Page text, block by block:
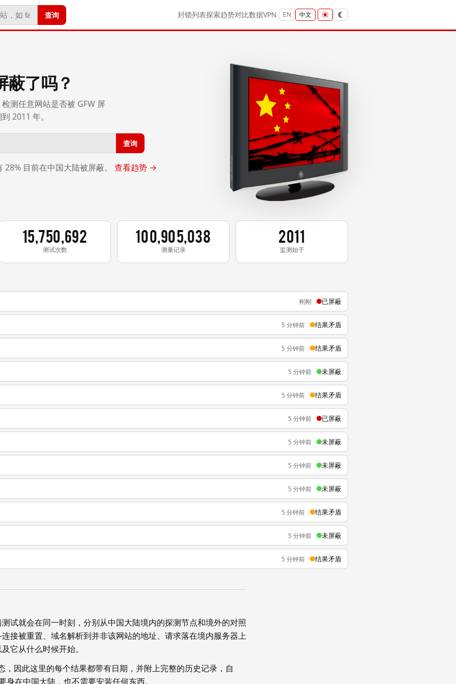
查询 封锁列表探索趋势对比数据VPN EN 中文
蔽了吗？
测任意网站是否被 GFW 屏
2011 年。
查询
目前在中国大陆被屏蔽。 查看趋势 →
15,750,692
测试次数
100,905,038
测量记录
2011
监测始于
刚刚 已屏蔽
5 分钟前 结果矛盾
5 分钟前 结果矛盾
5 分钟前 未屏蔽
5 分钟前 结果矛盾
5 分钟前 已屏蔽
5 分钟前 未屏蔽
5 分钟前 未屏蔽
5 分钟前 未屏蔽
5 分钟前 结果矛盾
5 分钟前 未屏蔽
5 分钟前 结果矛盾
试就会在同一时刻，分别从中国大陆境内的探测节点和境外的对照
接被重置、域名解析到并非该网站的地址、请求落在境内服务器上
它从什么时候开始。
，因此这里的每个结果都带有日期，并附上完整的历史记录，自
在中国大陆，也不需要安装任何东西。